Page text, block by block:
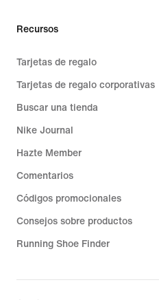
Recursos
Tarjetas de regalo
Tarjetas de regalo corporativas
Buscar una tienda
Nike Journal
Hazte Member
Comentarios
Códigos promocionales
Consejos sobre productos
Running Shoe Finder